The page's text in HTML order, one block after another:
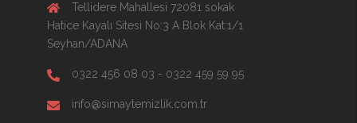
Tellidere Mahallesi 72081 sokak
Hatice Kayalı Sitesi No:3 A Blok Kat:1/1
Seyhan/ADANA
0322 456 08 03 - 0322 459 59 95
info@simaytemizlik.com.tr